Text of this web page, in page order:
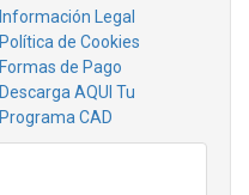
Información Legal
Política de Cookies
Formas de Pago
Descarga AQUI Tu
Programa CAD